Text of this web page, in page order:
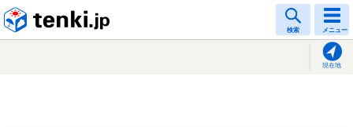
検索 メニュー
現在地